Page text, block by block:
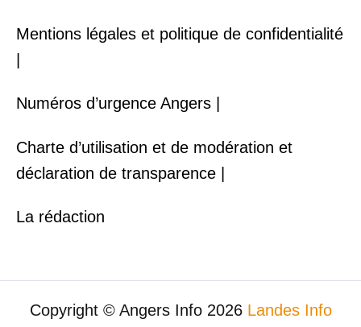
Mentions légales et politique de confidentialité
Numéros d’urgence Angers |
Charte d’utilisation et de modération et
déclaration de transparence |
La rédaction
Copyright © Angers Info 2026 Landes Info